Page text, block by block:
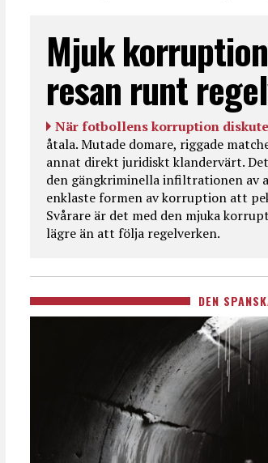
Mjuk
resan runt
När fotbollens korruption
åtala. Mutade domare, riggade
annat direkt juridiskt klandervärt.
den gängkriminella infiltrationen av
enklaste formen av korruption att
Svårare är det med den mjuka
lägre än att följa regelverken.
DEN